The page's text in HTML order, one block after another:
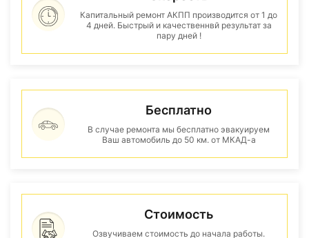
Капитальный ремонт АКПП производится от 1 до
4 дней. Быстрый и качественнвй результат за
пару дней !
Бесплатно
В случае ремонта мы бесплатно эвакуируем
Ваш автомобиль до 50 км. от МКАД-а
Стоимость
Озвучиваем стоимость до начала работы.